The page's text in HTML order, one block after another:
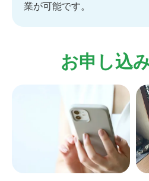
業が可能です。
お申し込